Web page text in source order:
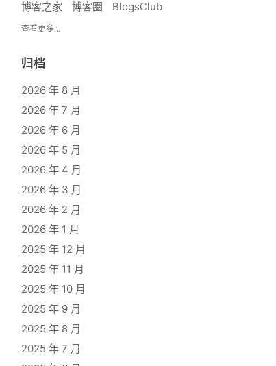
博客之家
博客圈 BlogsClub
查看更多...
归档
2026 年 8 月
2026 年 7 月
2026 年 6 月
2026 年 5 月
2026 年 4 月
2026 年 3 月
2026 年 2 月
2026 年 1 月
2025 年 12 月
2025 年 11 月
2025 年 10 月
2025 年 9 月
2025 年 8 月
2025 年 7 月